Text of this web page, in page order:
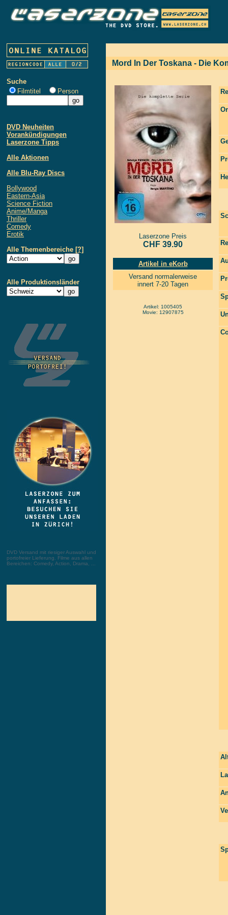
Suche
Filmtitel
Person
DVD Neuheiten
Vorankündigungen
Laserzone Tipps
Alle Aktionen
Alle Blu-Ray Discs
Bollywood
Eastern-Asia
Science Fiction
Anime/Manga
Thriller
Comedy
Erotik
Alle Themenbereiche [?]
Alle Produktionsländer
DVD Versand mit riesiger Auswahl und
portofreier Lieferung. Filme aus allen
Bereichen: Comedy, Action, Drama, ...
Mord In Der Toskana - Die
Laserzone Preis
CHF 39.90
Artikel in eKorb
Versand normalerweise
innert 7-20 Tagen
Artikel: 1005405
Movie: 12907875